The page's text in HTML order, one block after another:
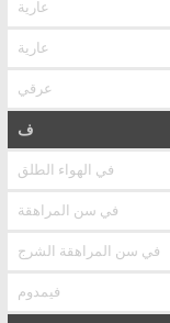
عارية
عارية
عرقي
ف
في الهواء الطلق
في سن المراهقة
في سن المراهقة الشرج
فيمدوم